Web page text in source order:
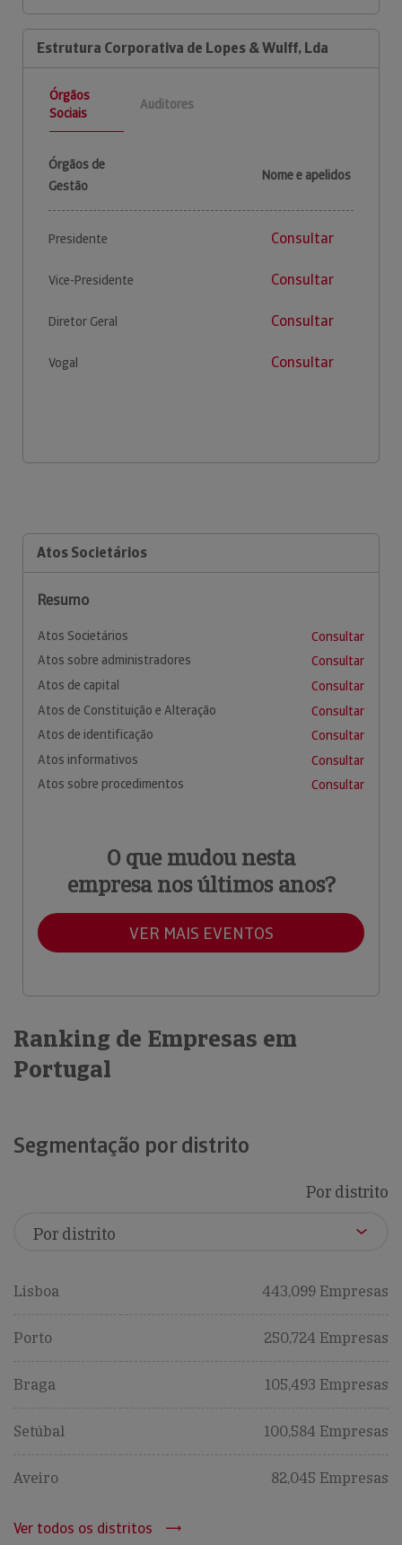
Estrutura Corporativa de Lopes & Wulff, Lda
Órgãos
Sociais
Auditores
Órgãos de
Gestão
Nome e apelidos
Presidente Consultar
Vice-Presidente Consultar
Diretor Geral Consultar
Vogal Consultar
Atos Societários
Resumo
Atos Societários
Consultar
Atos sobre administradores
Consultar
Atos de capital
Consultar
Atos de Constituição e Alteração
Consultar
Atos de identificação
Consultar
Atos informativos
Consultar
Atos sobre procedimentos
Consultar
O que mudou nesta
empresa nos últimos anos?
VER MAIS EVENTOS
Ranking de Empresas em
Portugal
Segmentação por distrito
Por distrito
Lisboa 443,099 Empresas
Porto 250,724 Empresas
Braga 105,493 Empresas
Setúbal 100,584 Empresas
Aveiro 82,045 Empresas
Ver todos os distritos